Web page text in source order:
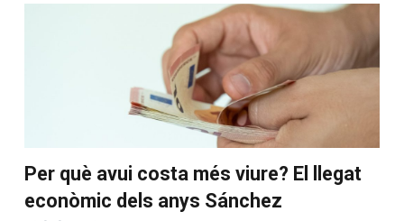
Per què avui costa més viure? El llegat
econòmic dels anys Sánchez